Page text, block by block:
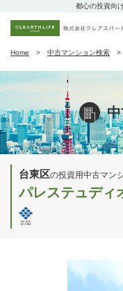
都心の投資向
Home 中古マンション検索
台東区の投資用中古マン
パレステュディ